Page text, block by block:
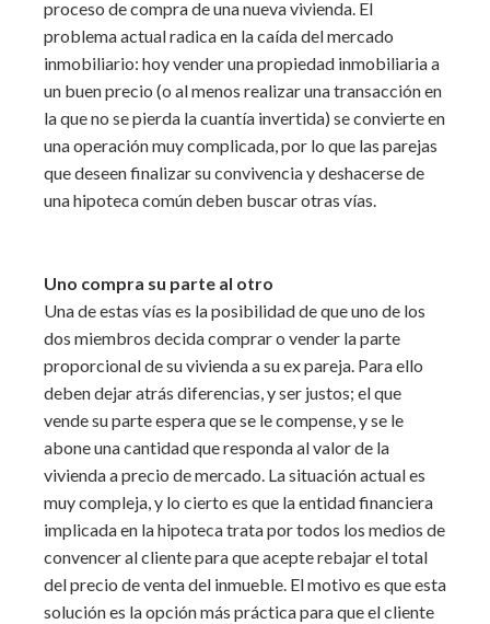
proceso de compra de una nueva vivienda. El
problema actual radica en la caída del mercado
inmobiliario: hoy vender una propiedad inmobiliaria a
un buen precio (o al menos realizar una transacción en
la que no se pierda la cuantía invertida) se convierte en
una operación muy complicada, por lo que las parejas
que deseen finalizar su convivencia y deshacerse de
una hipoteca común deben buscar otras vías.
Uno compra su parte al otro
Una de estas vías es la posibilidad de que uno de los
dos miembros decida comprar o vender la parte
proporcional de su vivienda a su ex pareja. Para ello
deben dejar atrás diferencias, y ser justos; el que
vende su parte espera que se le compense, y se le
abone una cantidad que responda al valor de la
vivienda a precio de mercado. La situación actual es
muy compleja, y lo cierto es que la entidad financiera
implicada en la hipoteca trata por todos los medios de
convencer al cliente para que acepte rebajar el total
del precio de venta del inmueble. El motivo es que esta
solución es la opción más práctica para que el cliente